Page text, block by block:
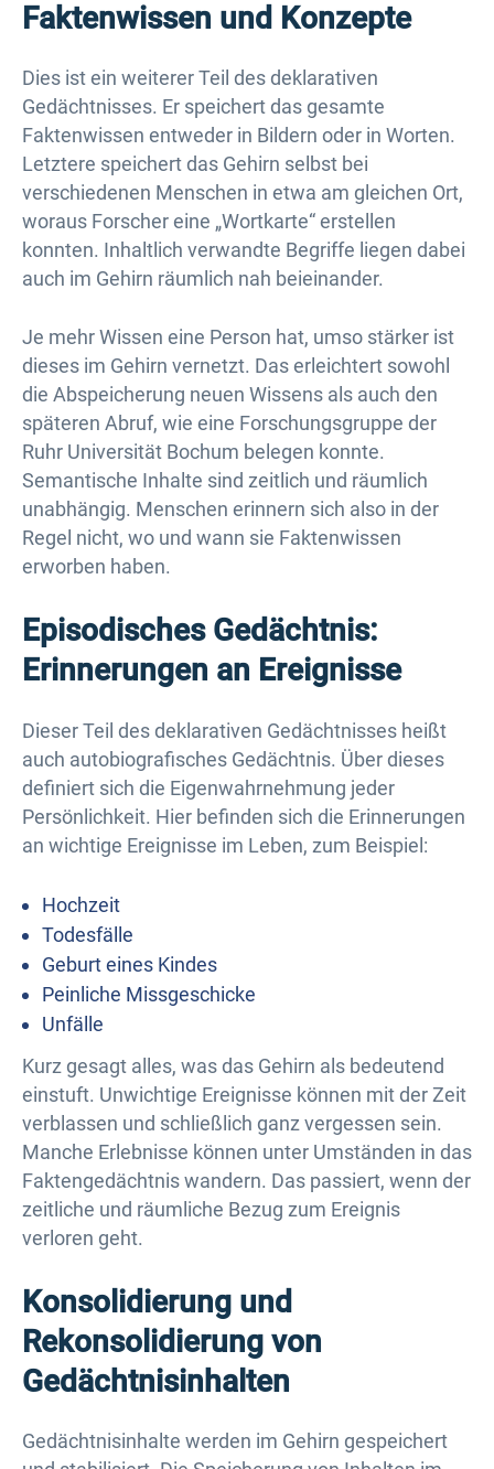
Faktenwissen und Konzepte
Dies ist ein weiterer Teil des deklarativen
Gedächtnisses. Er speichert das gesamte
Faktenwissen entweder in Bildern oder in Worten.
Letztere speichert das Gehirn selbst bei
verschiedenen Menschen in etwa am gleichen Ort,
woraus Forscher eine „Wortkarte“ erstellen
konnten. Inhaltlich verwandte Begriffe liegen dabei
auch im Gehirn räumlich nah beieinander.
Je mehr Wissen eine Person hat, umso stärker ist
dieses im Gehirn vernetzt. Das erleichtert sowohl
die Abspeicherung neuen Wissens als auch den
späteren Abruf, wie eine Forschungsgruppe der
Ruhr Universität Bochum belegen konnte.
Semantische Inhalte sind zeitlich und räumlich
unabhängig. Menschen erinnern sich also in der
Regel nicht, wo und wann sie Faktenwissen
erworben haben.
Episodisches Gedächtnis:
Erinnerungen an Ereignisse
Dieser Teil des deklarativen Gedächtnisses heißt
auch autobiografisches Gedächtnis. Über dieses
definiert sich die Eigenwahrnehmung jeder
Persönlichkeit. Hier befinden sich die Erinnerungen
an wichtige Ereignisse im Leben, zum Beispiel:
Hochzeit
Todesfälle
Geburt eines Kindes
Peinliche Missgeschicke
Unfälle
Kurz gesagt alles, was das Gehirn als bedeutend
einstuft. Unwichtige Ereignisse können mit der Zeit
verblassen und schließlich ganz vergessen sein.
Manche Erlebnisse können unter Umständen in das
Faktengedächtnis wandern. Das passiert, wenn der
zeitliche und räumliche Bezug zum Ereignis
verloren geht.
Konsolidierung und
Rekonsolidierung von
Gedächtnisinhalten
Gedächtnisinhalte werden im Gehirn gespeichert